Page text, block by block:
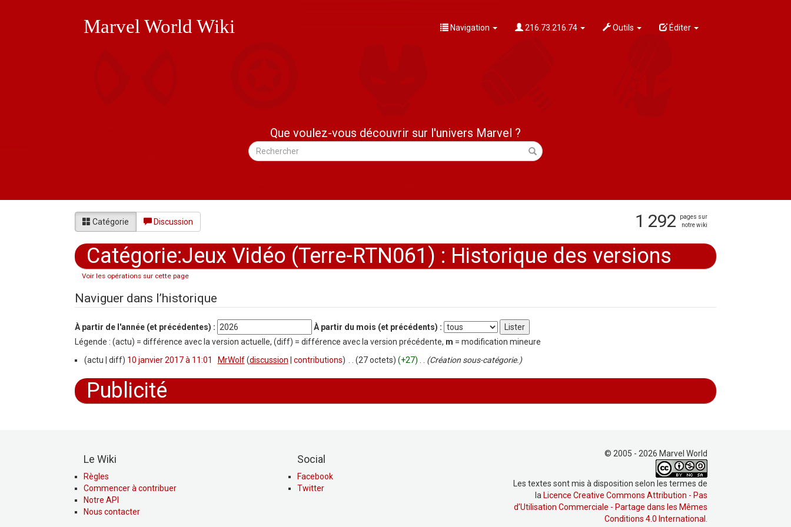
Marvel World Wiki Navigation 216.73.216.74 Outils Éditer
Que voulez-vous découvrir sur l'univers Marvel ?
Catégorie Discussion 1 292
pages sur
notre wiki
Catégorie:Jeux Vidéo (Terre-RTN061) : Historique des versions
Voir les opérations sur cette page
Naviguer dans l’historique
À partir de l'année (et précédentes) :
À partir du mois (et précédents) :
Légende : (actu) = différence avec la version actuelle, (diff) = différence avec la version précédente, m = modification mineure
(actu | diff) 10 janvier 2017 à 11:01 MrWolf (discussion contributions) (27 octets) (+27) (Création sous-catégorie.)
Publicité
Le Wiki
Règles
Commencer à contribuer
Notre API
Nous contacter
Social
Facebook
Twitter
© 2005 - 2026 Marvel World
Les textes sont mis à disposition selon les termes de
la Licence Creative Commons Attribution - Pas
d’Utilisation Commerciale - Partage dans les Mêmes
Conditions 4.0 International